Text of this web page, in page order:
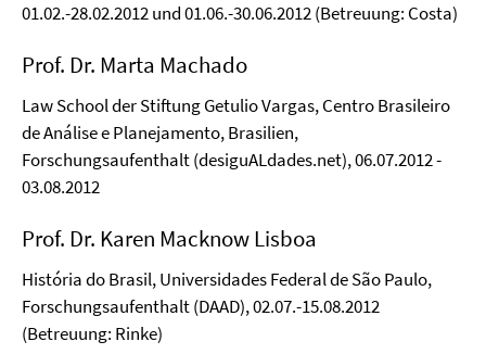
01.02.-28.02.2012 und 01.06.-30.06.2012 (Betreuung: Costa)
Prof. Dr. Marta Machado
Law School der Stiftung Getulio Vargas,Centro Brasileiro
de Análise e Planejamento, Brasilien,
Forschungsaufenthalt (desiguALdades.net), 06.07.2012 -
03.08.2012
Prof. Dr. Karen Macknow Lisboa
História do Brasil, Universidades Federal de São Paulo,
Forschungsaufenthalt (DAAD), 02.07.-15.08.2012
(Betreuung: Rinke)